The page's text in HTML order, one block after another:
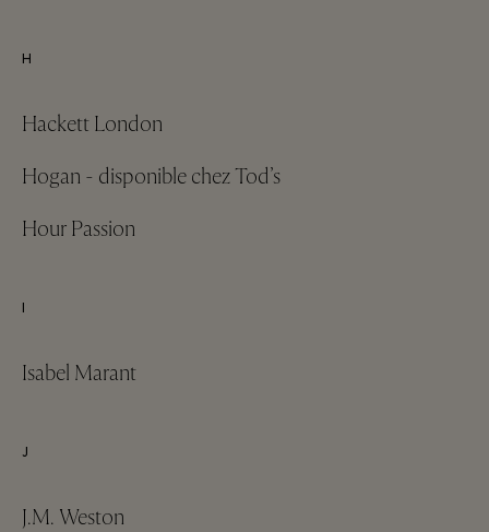
H
Hackett London
Hogan - disponible chez Tod’s
Hour Passion
Isabel Marant
J
J.M. Weston